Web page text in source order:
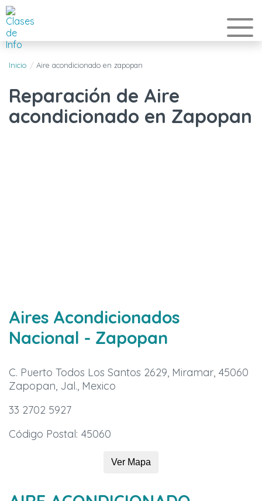
Inicio Aire acondicionado en zapopan
Reparación de Aire
acondicionado en Zapopan
Aires Acondicionados
Nacional - Zapopan
C. Puerto Todos Los Santos 2629, Miramar, 45060
Zapopan, Jal., Mexico
33 2702 5927
Código Postal: 45060
Ver Mapa